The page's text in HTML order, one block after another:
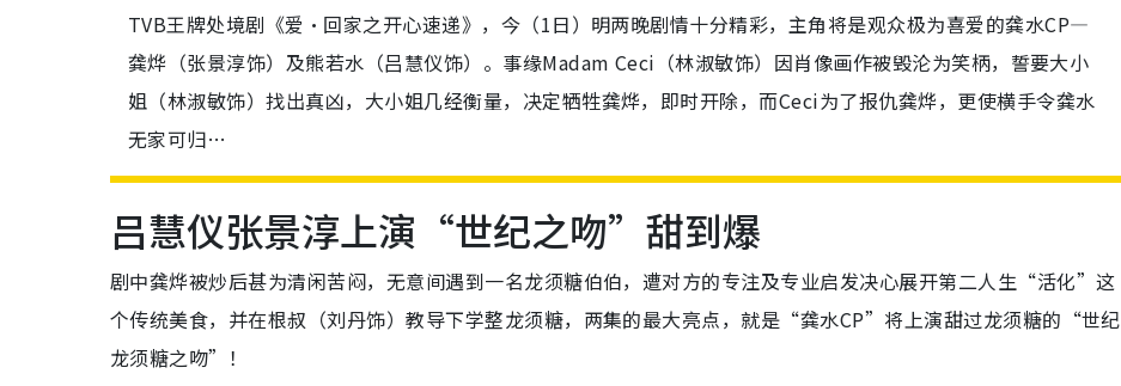
TVB王牌处境剧《爱·回家之开心速递》，今（1日）明两晚剧情十分精彩，主角将是观众极为喜爱的龚水CP—
龚烨（张景淳饰）及熊若水（吕慧仪饰）。事缘Madam Ceci（林淑敏饰）因肖像画作被毁沦为笑柄，誓要大小
姐（林淑敏饰）找出真凶，大小姐几经衡量，决定牺牲龚烨，即时开除，而Ceci为了报仇龚烨，更使横手令龚水
无家可归…
吕慧仪张景淳上演“世纪之吻”甜到爆
剧中龚烨被炒后甚为清闲苦闷，无意间遇到一名龙须糖伯伯，遭对方的专注及专业启发决心展开第二人生“活化”这
个传统美食，并在根叔（刘丹饰）教导下学整龙须糖，两集的最大亮点，就是“龚水CP”将上演甜过龙须糖的“世纪
龙须糖之吻”！